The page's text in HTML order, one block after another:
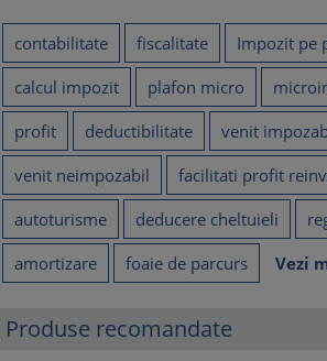
contabilitate fiscalitate
Impozit pe
calcul impozit
plafon micro
profit
deductibilitate
venit
venit neimpozabil
facilitati profit
autoturisme
deducere cheltuieli
amortizare
foaie de parcurs Vezi
Produse recomandate